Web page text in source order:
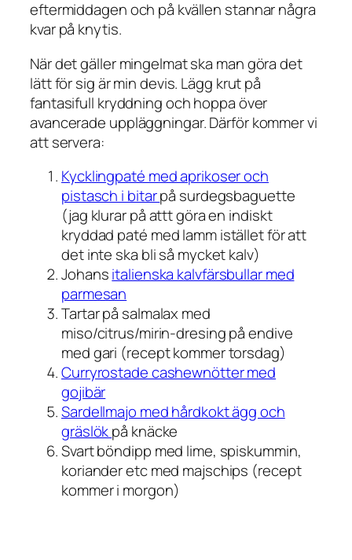
eftermiddagen och på kvällen stannar några
kvar på knytis.
När det gäller mingelmat ska man göra det
lätt för sig är min devis. Lägg krut på
fantasifull kryddning och hoppa över
avancerade uppläggningar. Därför kommer vi
att servera:
Kycklingpaté med aprikoser och
pistasch i bitarpå surdegsbaguette
(jag klurar på attt göra en indiskt
kryddad paté med lamm istället för att
det inte ska bli så mycket kalv)
Johansitalienska kalvfärsbullar med
parmesan
Tartar på salmalax med
miso/citrus/mirin-dresing på endive
med gari (recept kommer torsdag)
Curryrostade cashewnötter med
gojibär
Sardellmajo med hårdkokt ägg och
gräslökpå knäcke
Svart böndipp med lime, spiskummin,
koriander etc med majschips (recept
kommer i morgon)